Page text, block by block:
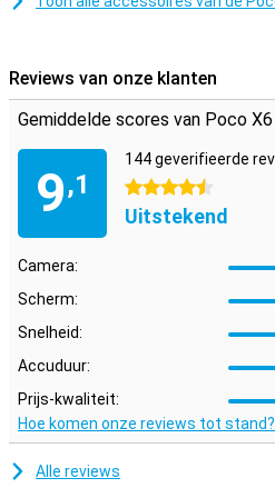
Reviews van onze klanten
Gemiddelde scores van Poco
9,1
144 geverifieerde
4.5 sterren
Uitstekend
Camera:
Scherm:
Snelheid:
Accuduur:
Prijs-kwaliteit:
Hoe komen onze reviews tot stand?
Alle reviews